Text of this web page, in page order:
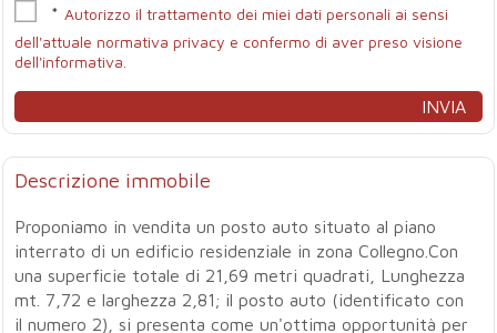
*Autorizzo il trattamento dei miei dati personali ai sensi
dell'attuale normativa privacy e confermo di aver preso visione
dell'informativa.
Descrizione immobile
Proponiamo in vendita un posto auto situato al piano
interrato di un edificio residenziale in zona Collegno.Con
una superficie totale di 21,69 metri quadrati, Lunghezza
mt. 7,72 e larghezza 2,81; il posto auto (identificato con
il numero 2), si presenta come un'ottima opportunità per